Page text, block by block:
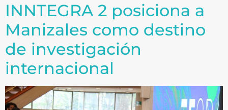
INNTEGRA 2 posiciona a
Manizales como destino
de investigación
internacional